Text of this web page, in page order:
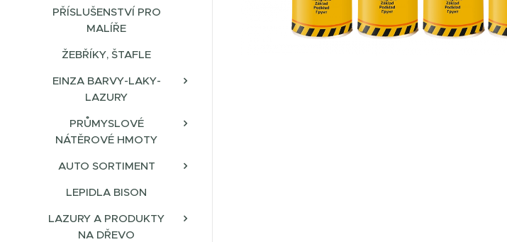
PŘÍSLUŠENSTVÍ PRO
MALÍŘE
ŽEBŘÍKY, ŠTAFLE
EINZA BARVY-LAKY-
LAZURY
PRŮMYSLOVÉ
NÁTĚROVÉ HMOTY
AUTO SORTIMENT
LEPIDLA BISON
LAZURY A PRODUKTY
NA DŘEVO